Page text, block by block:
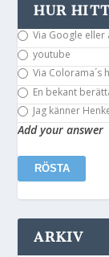
HUR
Via Google
youtube
Via Colorama´s
En bekant
Jag känner
Add your answer
ARKIV